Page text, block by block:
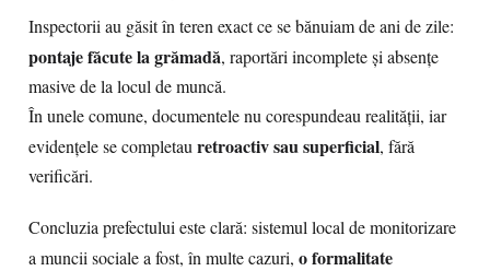
Inspectorii au găsit în teren exact ce se bănuiam de ani de zile:
pontaje făcute la grămadă, raportări incomplete și absențe
masive de la locul de muncă.
În unele comune, documentele nu corespundeau realității, iar
evidențele se completauretroactiv sau superficial, fără
verificări.
Concluzia prefectului este clară: sistemul local de monitorizare
a muncii sociale a fost, în multe cazuri, o formalitate